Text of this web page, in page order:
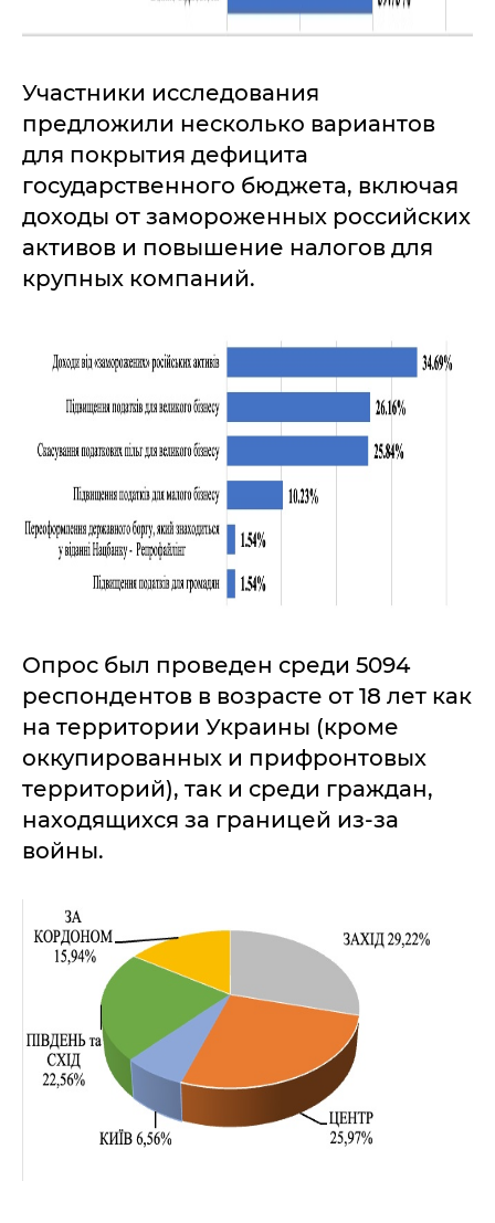
Участники исследования
предложили несколько вариантов
для покрытия дефицита
государственного бюджета, включая
доходы от замороженных российских
активов и повышение налогов для
крупных компаний.
Опрос был проведен среди 5094
респондентов в возрасте от 18 лет как
на территории Украины (кроме
оккупированных и прифронтовых
территорий), так и среди граждан,
находящихся за границей из-за
войны.